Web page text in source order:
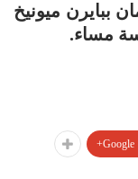
ببايرن ميونيخ
مساء.
Google+